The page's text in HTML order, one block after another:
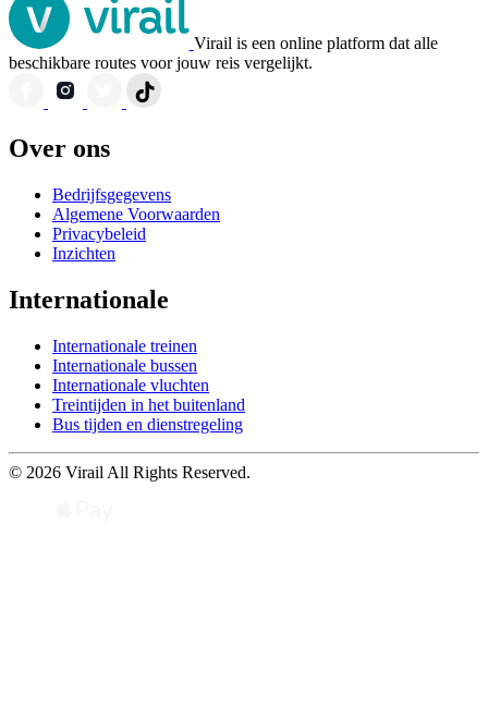
Virail is een online platform dat alle
beschikbare routes voor jouw reis vergelijkt.
Over ons
Bedrijfsgegevens
Algemene Voorwaarden
Privacybeleid
Inzichten
Internationale
Internationale treinen
Internationale bussen
Internationale vluchten
Treintijden in het buitenland
Bus tijden en dienstregeling
© 2026 Virail All Rights Reserved.